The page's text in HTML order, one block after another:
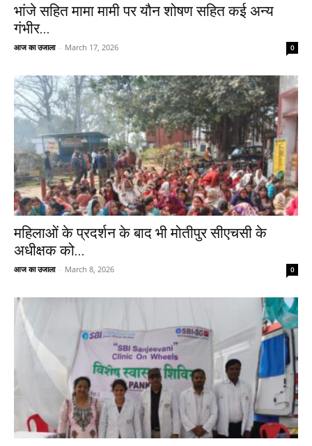
भांजे सहित मामा मामी पर यौन शोषण सहित कई अन्य
गंभीर...
आज का उजाला - March 17, 2026 0
महिलाओं के प्रदर्शन के बाद भी मोतीपुर सीएचसी के
अधीक्षक को...
आज का उजाला - March 8, 2026 0